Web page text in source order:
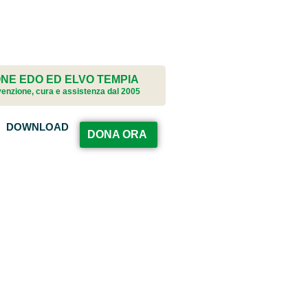
EDO ED ELVO TEMPIA
cura e assistenza dal 2005
DOWNLOAD
DONA ORA